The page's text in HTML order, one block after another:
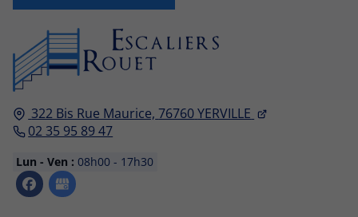
322 Bis Rue Maurice, 76760YERVILLE
02 35 95 89 47
Lun - Ven : 08h00 - 17h30